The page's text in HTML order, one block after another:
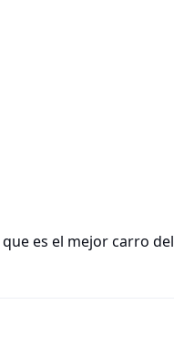
es el mejor carro del